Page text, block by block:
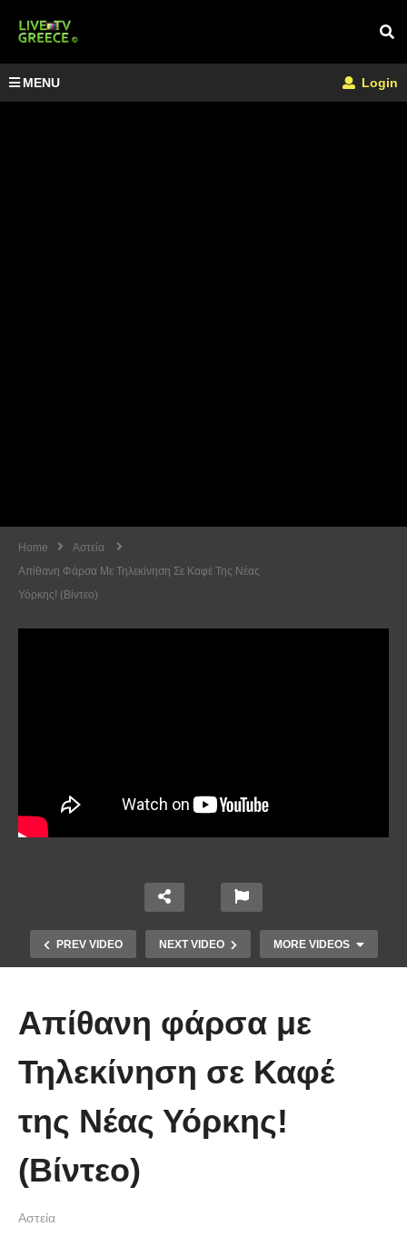
MENU Login
Home
Αστεία
Απίθανη Φάρσα Με Τηλεκίνηση Σε Καφέ Της Νέας
Υόρκης! (Βίντεο)
PREV VIDEO NEXT VIDEO MORE VIDEOS
Απολαυστικοί Μέριλ Στριπ και Τομ
άλλον
Απίθανη φάρσα με
Τηλεκίνηση σε Καφέ
της Νέας Υόρκης!
(Βίντεο)
Αστεία